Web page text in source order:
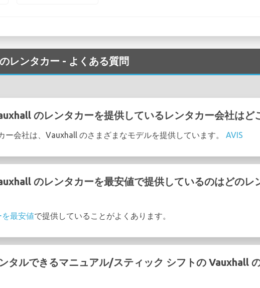
レンタカー - よくある質問
のレンタカーを提供しているレンタカー会社はど
ー会社は、Vauxhall のさまざまなモデルを提供しています。 AVIS
のレンタカーを最安値で提供しているのはどのレ
最安値で提供していることがよくあります。
タルできるマニュアル/スティック シフトの Vauxhall